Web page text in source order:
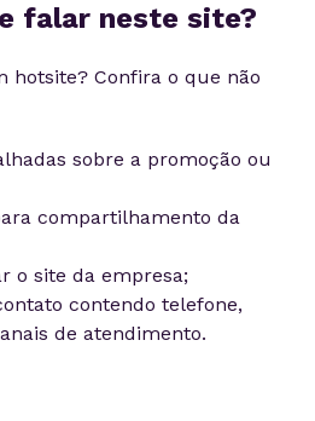
falar neste site?
hotsite? Confira o que não
sobre a promoção ou
compartilhamento da
o site da empresa;
contendo telefone,
de atendimento.